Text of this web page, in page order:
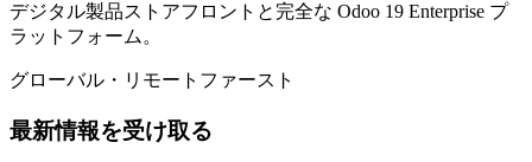
デジタル製品ストアフロントと完全な Odoo 19 Enterprise プ
ラットフォーム。
グローバル・リモートファースト
最新情報を受け取る